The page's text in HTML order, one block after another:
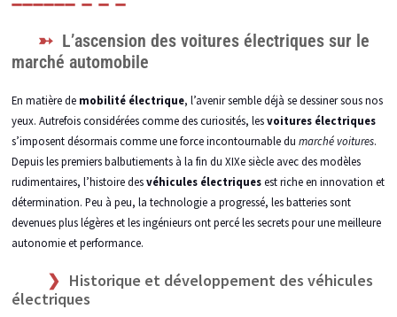
L’ascension des voitures électriques sur le
marché automobile
En matière de mobilité électrique, l’avenir semble déjà se dessiner sous nos
yeux. Autrefois considérées comme des curiosités, lesvoitures électriques
s’imposent désormais comme une force incontournable du marché voitures.
Depuis les premiers balbutiements à la fin du XIXe siècle avec des modèles
rudimentaires, l’histoire desvéhicules électriquesest riche en innovation et
détermination. Peu à peu, la technologie a progressé, les batteries sont
devenues plus légères et les ingénieurs ont percé les secrets pour une meilleure
autonomie et performance.
Historique et développement des véhicules
électriques